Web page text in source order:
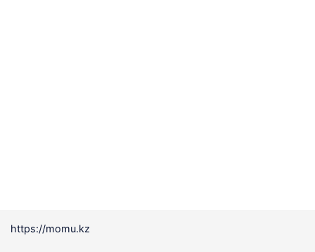
https://momu.kz